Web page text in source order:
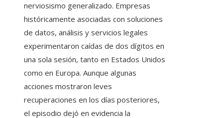
nerviosismo generalizado. Empresas
históricamente asociadas con soluciones
de datos, análisis y servicios legales
experimentaron caídas de dos dígitos en
una sola sesión, tanto en Estados Unidos
como en Europa. Aunque algunas
acciones mostraron leves
recuperaciones en los días posteriores,
el episodio dejó en evidencia la